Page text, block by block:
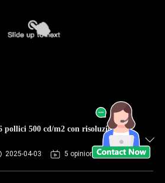
pollici 500 cd/m2 con risoluzione
2025-04-03 5 opinioni